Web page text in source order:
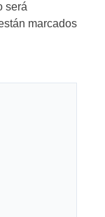
será
marcados